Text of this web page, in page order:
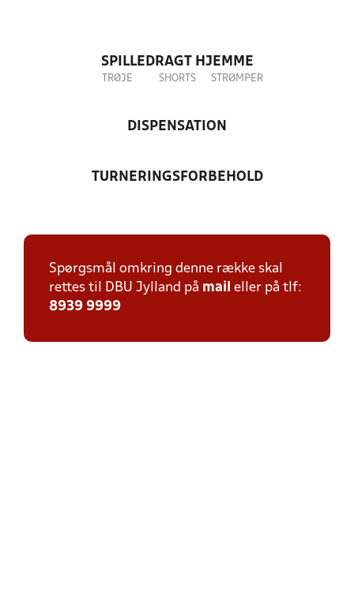
SPILLEDRAGT HJEMME
TRØJE SHORTS STRØMPER
DISPENSATION
TURNERINGSFORBEHOLD
Spørgsmål omkring denne række skal
rettes til DBU Jylland på mail eller på tlf:
8939 9999